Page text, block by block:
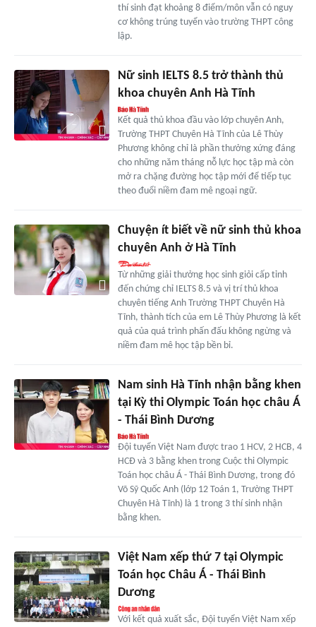
thí sinh đạt khoảng 8 điểm/môn vẫn có nguy
cơ không trúng tuyển vào trường THPT công
lập.
Nữ sinh IELTS 8.5 trở thành thủ
khoa chuyên Anh Hà Tĩnh
Kết quả thủ khoa đầu vào lớp chuyên Anh,
Trường THPT Chuyên Hà Tĩnh của Lê Thùy
Phương không chỉ là phần thưởng xứng đáng
cho những năm tháng nỗ lực học tập mà còn
mở ra chặng đường học tập mới để tiếp tục
theo đuổi niềm đam mê ngoại ngữ.
Chuyện ít biết về nữ sinh thủ khoa
chuyên Anh ở Hà Tĩnh
Từ những giải thưởng học sinh giỏi cấp tỉnh
đến chứng chỉ IELTS 8.5 và vị trí thủ khoa
chuyên tiếng Anh Trường THPT Chuyên Hà
Tĩnh, thành tích của em Lê Thùy Phương là kết
quả của quá trình phấn đấu không ngừng và
niềm đam mê học tập bền bỉ.
Nam sinh Hà Tĩnh nhận bằng khen
tại Kỳ thi Olympic Toán học châu Á
- Thái Bình Dương
Đội tuyển Việt Nam được trao 1 HCV, 2 HCB, 4
HCĐ và 3 bằng khen trong Cuộc thi Olympic
Toán học châu Á - Thái Bình Dương, trong đó
Võ Sỹ Quốc Anh (lớp 12 Toán 1, Trường THPT
Chuyên Hà Tĩnh) là 1 trong 3 thí sinh nhận
bằng khen.
Việt Nam xếp thứ 7 tại Olympic
Toán học Châu Á - Thái Bình
Dương
Với kết quả xuất sắc, Đội tuyển Việt Nam xếp